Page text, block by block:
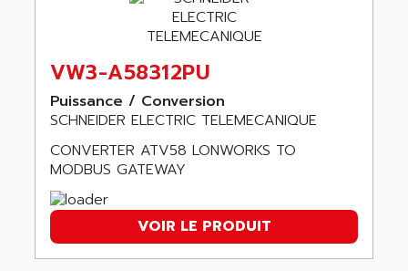
SMC100
690 SERIE
ECODRIVE
CHARGEUR
NUM 720
SINUMERIK 802
DIGITAX
AMERICAN SIGMA
AMERICAN STD INC
AMET
AMETEK
AMI SEMICONDUCTOR
AMIC TECHNOLOGY
AMK
AMKASYN
VW3-A58312PU
Puissance / Conversion
SCHNEIDER ELECTRIC TELEMECANIQUE
CONVERTER ATV58 LONWORKS TO
MODBUS GATEWAY
VOIR LE PRODUIT